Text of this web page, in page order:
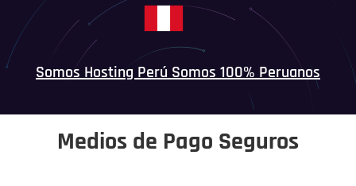
Somos Hosting Perú Somos 100% Peruanos
Medios de Pago Seguros